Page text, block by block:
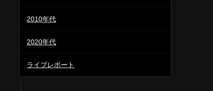
2010年代
2020年代
ライブレポート